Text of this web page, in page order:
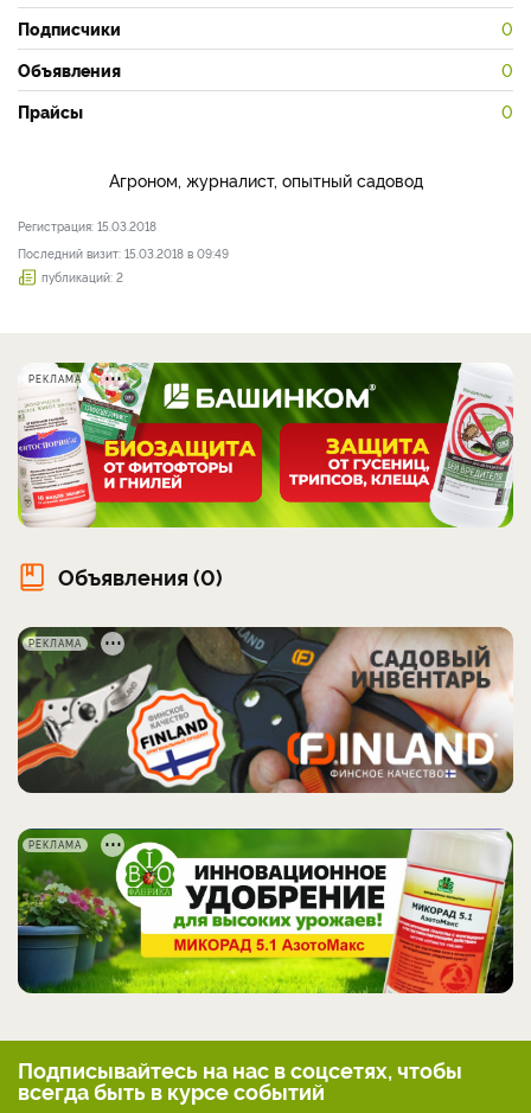
Подписчики 0
Объявления 0
Прайсы 0
Агроном, журналист, опытный садовод
Регистрация: 15.03.2018
Последний визит: 15.03.2018 в 09:49
публикаций: 2
РЕКЛАМА
Объявления (0)
РЕКЛАМА
РЕКЛАМА
Подписывайтесь на нас в соцсетях, чтобы
всегдабыть в курсе событий